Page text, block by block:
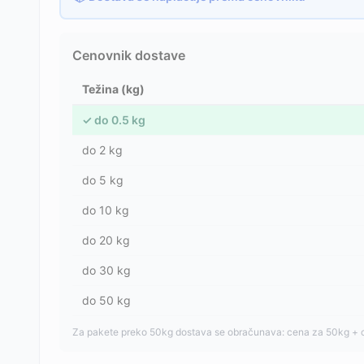
Cenovnik dostave
Težina (kg)
✓ do 0.5 kg
do 2 kg
do 5 kg
do 10 kg
do 20 kg
do 30 kg
do 50 kg
Za pakete preko 50kg dostava se obračunava: cena za 50kg +